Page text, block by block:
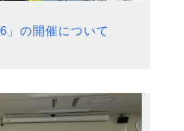
」の開催について